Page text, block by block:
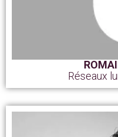
Réseaux